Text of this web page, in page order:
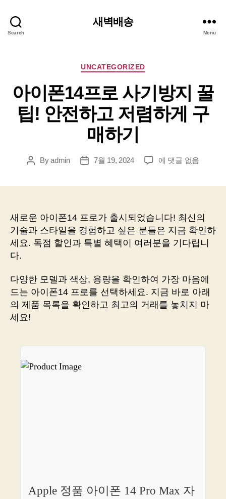
Search
새벽배송
Menu
Categories
UNCATEGORIZED
아이폰14프로 사기방지 꿀
팁! 안전하고 저렴하게 구
매하기
PostByadmin
Post7월 19, 2024
아
로
사
기
방
팁!
안
전
에 댓글 없음
새로운 아이폰14 프로가 출시되었습니다! 최신의
기술과 스타일을 경험하고 싶은 분들은 지금 확인하
세요. 독점 할인과 특별 혜택이 여러분을 기다립니
다.
다양한 모델과 색상, 용량을 확인하여 가장 마음에
드는 아이폰14 프로를 선택하세요. 지금 바로 아래
의 제품 목록을 확인하고 최고의 거래를 놓치지 마
세요!
Apple 정품 아이폰 14 Pro Max 자